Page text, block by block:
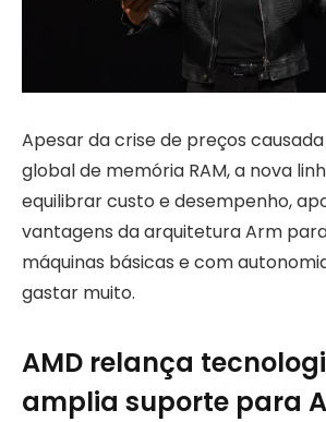
Apesar da crise de preços
global de memória RAM, a nova
equilibrar custo e desempenho,
vantagens da arquitetura Arm
máquinas básicas e com
gastar muito.
AMD relança
amplia suporte para